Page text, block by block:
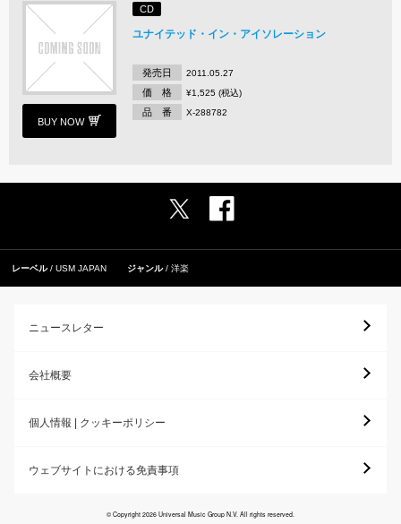
BUY NOW
CD
ユナイテッド・イン・アイソレーション
発売日 2011.05.27
価 格 ¥1,525 (税込)
品 番 X-288782
レーベル USM JAPAN ジャンル 洋楽
ニュースレター
会社概要
個人情報 | クッキーポリシー
ウェブサイトにおける免責事項
© Copyright 2026 Universal Music Group N.V. All rights reserved.